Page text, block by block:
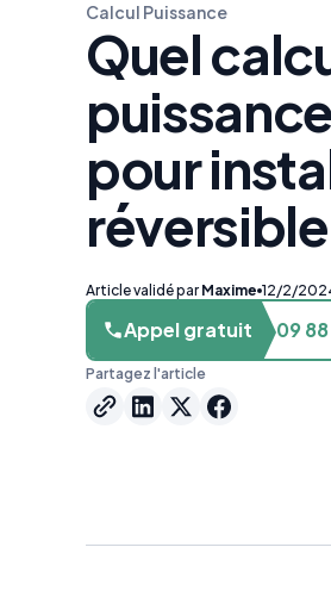
Calcul Puissance
Quel
pour
Article validé par Maxime 12/2/
Appel gratuit 09
Partagez l'article